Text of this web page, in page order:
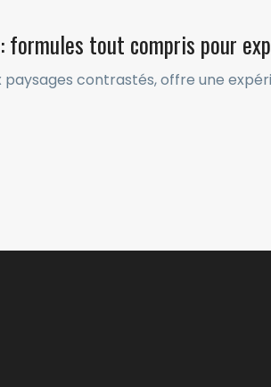
formules tout compris pour
paysages contrastés, offre une